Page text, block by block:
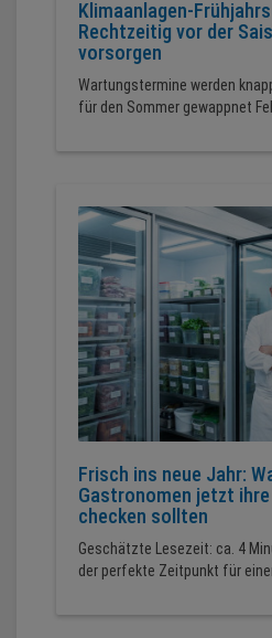
Klimaanlagen-
Rechtzeitig vor der
vorsorgen
Wartungstermine werden
für den Sommer gewappnet
Frisch ins neue Jahr:
Gastronomen jetzt ihre
checken sollten
Geschätzte Lesezeit: ca. 4
der perfekte Zeitpunkt für